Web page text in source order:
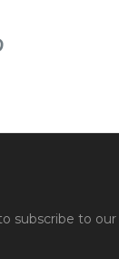
subscribe to